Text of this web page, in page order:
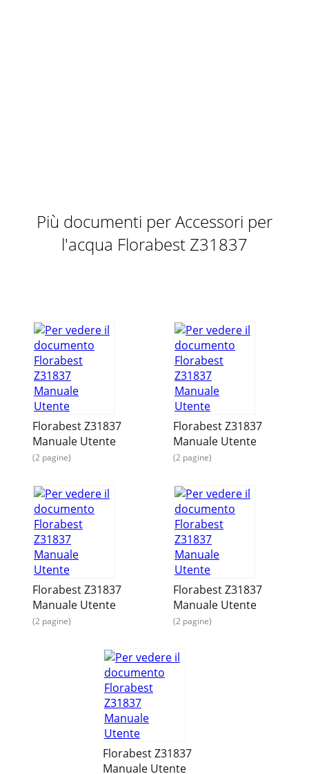
Più documenti per Accessori per
l'acqua Florabest Z31837
Florabest Z31837
Manuale Utente
(2 pagine)
Florabest Z31837
Manuale Utente
(2 pagine)
Florabest Z31837
Manuale Utente
(2 pagine)
Florabest Z31837
Manuale Utente
(2 pagine)
Florabest Z31837
Manuale Utente